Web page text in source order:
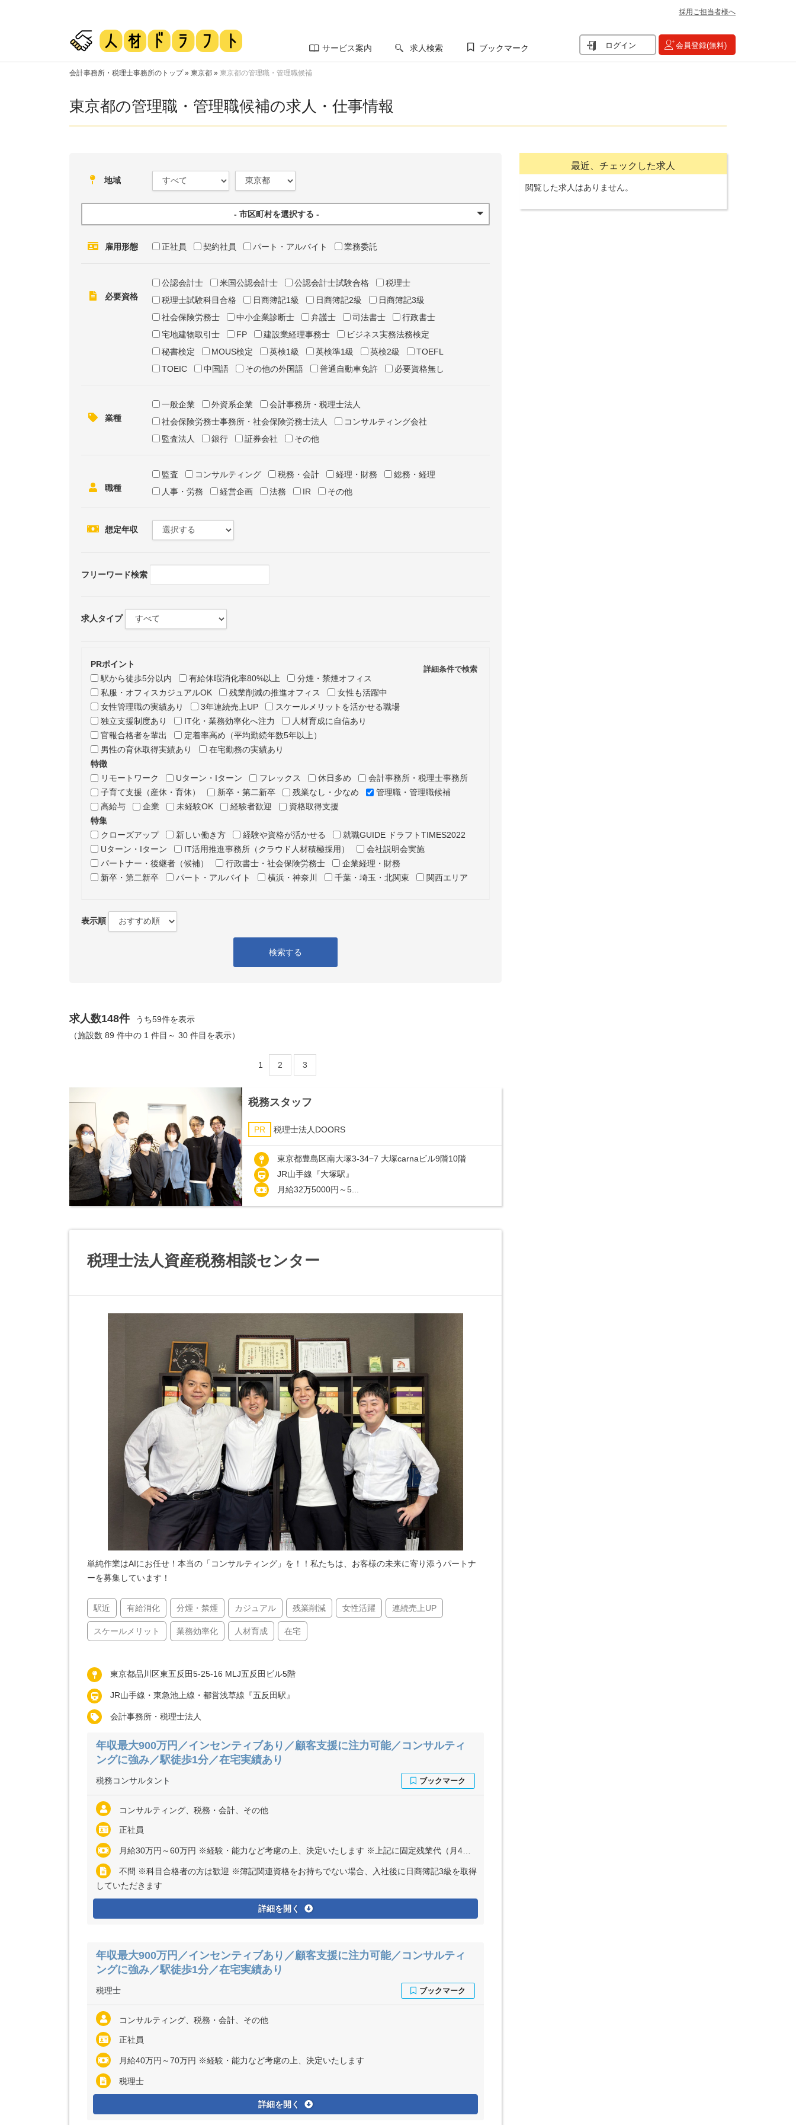
採用ご担当者様へ
サービス案内 求人検索 ブックマーク ログイン 会員登録(無料)
会計事務所・税理士事務所のトップ» 東京都 » 東京都の管理職・管理職候補
東京都の管理職・管理職候補の求人・仕事情報
地域
- 市区町村を選択する -
雇用形態 正社員 契約社員 パート・アルバイト 業務委託
必要資格
公認会計士 米国公認会計士 公認会計士試験合格
税理士
税理士試験科目合格
日商簿記1級 日商簿記2級
日商簿記3級
社会保険労務士
中小企業診断士 弁護士 司法書士
行政書士
宅地建物取引士
FP 建設業経理事務士
ビジネス実務法務検定
秘書検定
MOUS検定 英検1級 英検準1級 英検2級
TOEFL
TOEIC
中国語 その他の外国語 普通自動車免許 必要資格無し
業種
一般企業 外資系企業
会計事務所・税理士法人
社会保険労務士事務所・社会保険労務士法人
コンサルティング会社
監査法人
銀行 証券会社 その他
職種
監査 コンサルティング 税務・会計 経理・財務
総務・経理
人事・労務
経営企画 法務 IR その他
想定年収
フリーワード検索
求人タイプ
Hide
表示
詳細条件で検索
PRポイント
駅から徒歩5分以内
有給休暇消化率80%以上
分煙・禁煙オフィス
私服・オフィスカジュアルOK
残業削減の推進オフィス
女性も活躍中
女性管理職の実績あり
3年連続売上UP
スケールメリットを活かせる職場
独立支援制度あり
IT化・業務効率化へ注力
人材育成に自信あり
官報合格者を輩出
定着率高め（平均勤続年数5年以上）
男性の育休取得実績あり
在宅勤務の実績あり
特徴
リモートワーク
Uターン・Iターン フレックス 休日多め
会計事務所・税理士事務所
子育て支援（産休・育休）
新卒・第二新卒 残業なし・少なめ
管理職・管理職候補
高給与
企業 未経験OK 経験者歓迎
資格取得支援
特集
クローズアップ
新しい働き方 経験や資格が活かせる
就職GUIDE ドラフトTIMES2022
Uターン・Iターン
IT活用推進事務所（クラウド人材積極採用）
会社説明会実施
パートナー・後継者（候補）
行政書士・社会保険労務士
企業経理・財務
新卒・第二新卒
パート・アルバイト 横浜・神奈川 千葉・埼玉・北関東 関西エリア
表示順
検索する
求人数148件
うち59件を表示
（施設数 89 件中の 1 件目～ 30 件目を表示）
1 2 3
税務スタッフ
PR 税理士法人DOORS
東京都豊島区南大塚3-34−7 大塚carnaビル9階10階
JR山手線『大塚駅』
月給32万5000円～5...
税理士法人資産税務相談センター
単純作業はAIにお任せ！本当の「コンサルティング」を！！私たちは、お客様の未来に寄り添うパートナ
ーを募集しています！
駅近 有給消化 分煙・禁煙 カジュアル 残業削減 女性活躍 連続売上UP
スケールメリット 業務効率化 人材育成 在宅
東京都品川区東五反田5-25-16 MLJ五反田ビル5階
JR山手線・東急池上線・都営浅草線『五反田駅』
会計事務所・税理士法人
年収最大900万円／インセンティブあり／顧客支援に注力可能／コンサルティ
ングに強み／駅徒歩1分／在宅実績あり
税務コンサルタント
コンサルティング、税務・会計、その他
正社員
月給30万円～60万円 ※経験・能力など考慮の上、決定いたします ※上記に固定残業代（月45時間分＝7万8300円～15万6600円）を含む ※超過分は別途全額支給
不問 ※科目合格者の方は歓迎 ※簿記関連資格をお持ちでない場合、入社後に日商簿記3級を取得
していただきます
詳細を開く
年収最大900万円／インセンティブあり／顧客支援に注力可能／コンサルティ
ングに強み／駅徒歩1分／在宅実績あり
税理士
コンサルティング、税務・会計、その他
正社員
月給40万円～70万円 ※経験・能力など考慮の上、決定いたします
税理士
詳細を開く
最近、チェックした求人
閲覧した求人はありません。